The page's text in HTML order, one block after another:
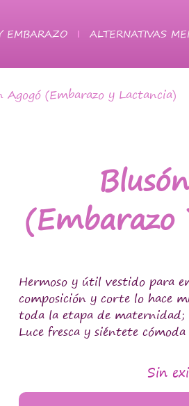
EMBARAZO ALTERNATIVAS
(Embarazo y Lactancia)
Hermoso y útil vestido para
composición y corte lo hace
toda la etapa de maternidad;
Luce fresca y siéntete cómoda
Sin